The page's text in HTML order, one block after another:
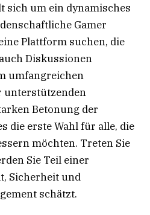
sich um ein dynamisches
Gamer
Plattform suchen, die
Diskussionen
umfangreichen
unterstützenden
Betonung der
die erste Wahl für alle, die
möchten. Treten Sie
Sie Teil einer
Sicherheit und
schätzt.